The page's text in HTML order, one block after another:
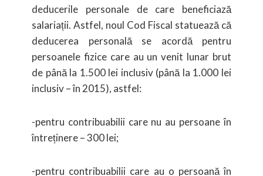
deducerile personale de care beneficiază
salariații. Astfel, noul Cod Fiscal statuează că
deducerea personală se acordă pentru
persoanele fizice care au un venit lunar brut
de până la 1.500 lei inclusiv (până la 1.000 lei
inclusiv – în 2015), astfel:
-pentru contribuabilii care nu au persoane în
întreținere – 300 lei;
-pentru contribuabilii care au o persoană în